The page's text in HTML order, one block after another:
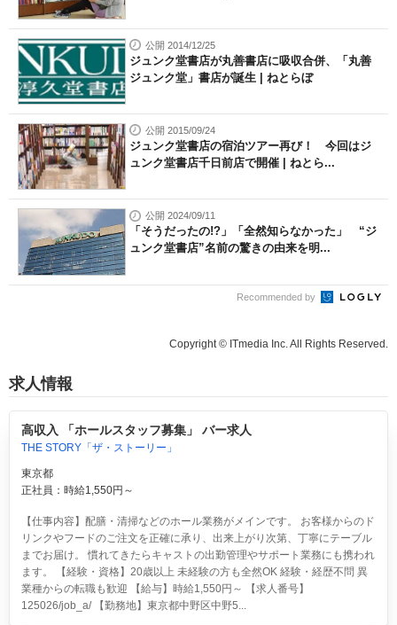
公開 2014/12/25
ジュンク堂書店が丸善書店に吸収合併、「丸善
ジュンク堂」書店が誕生 | ねとらぼ
公開 2015/09/24
ジュンク堂書店の宿泊ツアー再び！ 今回はジ
ュンク堂書店千日前店で開催 | ねとら...
公開 2024/09/11
「そうだったの!?」「全然知らなかった」 “ジ
ュンク堂書店”名前の驚きの由来を明...
Recommended by
Copyright © ITmedia Inc. All Rights Reserved.
求人情報
高収入 「ホールスタッフ募集」 バー求人
THE STORY「ザ・ストーリー」
東京都
正社員：時給1,550円～
【仕事内容】配膳・清掃などのホール業務がメインです。 お客様からのド
リンクやフードのご注文を正確に承り、出来上がり次第、丁寧にテーブル
までお届け。 慣れてきたらキャストの出勤管理やサポート業務にも携われ
ます。 【経験・資格】20歳以上 未経験の方も全然OK 経験・経歴不問 異
業種からの転職も歓迎 【給与】時給1,550円～ 【求人番号】
125026/job_a/ 【勤務地】東京都中野区中野5...